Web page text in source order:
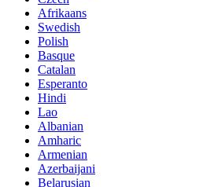
Afrikaans
Swedish
Polish
Basque
Catalan
Esperanto
Hindi
Lao
Albanian
Amharic
Armenian
Azerbaijani
Belarusian